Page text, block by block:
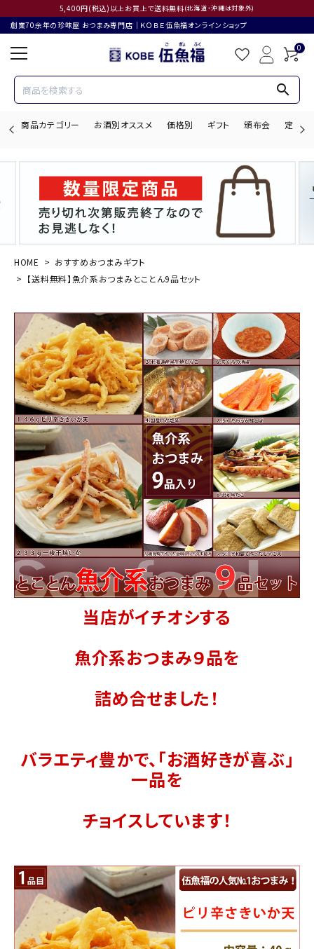
5,400円(税込)以上お買上で送料無料(北海道・沖縄は対象外)
創業70余年の珍味屋 おつまみ専門店│ＫＯＢＥ伍魚福オンラインショップ
0
search
商品カテゴリー お酒別オススメ 価格別 ギフト 頒布会 定期購
search
ACCOUNT MENU
商品カテゴリー
お酒別オススメ
価格別
お問い合わせ
ご利用ガイド
直営店
HOME
おすすめおつまみギフト
【送料無料】魚介系おつまみとことん9品セット
当店がイチオシする
魚介系おつまみ９品を
詰め合せました！
バラエティ豊かで、「お酒好きが喜ぶ」
一品を
チョイスしています！